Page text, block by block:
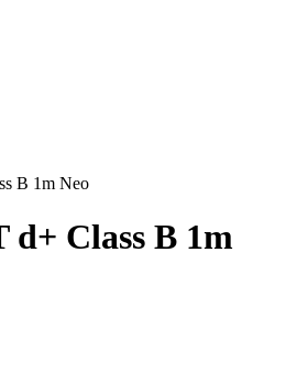
B 1m Neo
Class B 1m